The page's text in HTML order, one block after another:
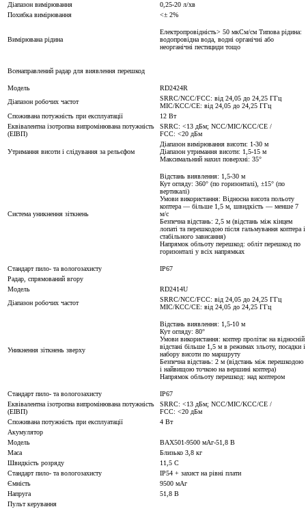
Діапазон вимірювання
0,25-20 л/хв
Похибка вимірювання
<± 2%
Вимірювана рідина
Електропровідність> 50 мкСм/см Типова рідина:
водопровідна вода, водні органічні або
неорганічні пестициди тощо
Всенаправлений радар для виявлення перешкод
Модель
RD2424R
Діапазон робочих частот
SRRC/NCC/FCC: від 24,05 до 24,25 ГГц
MIC/KCC/CE: від 24,05 до 24,25 ГГц
Споживана потужність при експлуатації
12 Вт
Еквівалентна ізотропна випромінювана потужність
(ЕІВП)
SRRC: <13 дБм; NCC/MIC/KCC/CE /
FCC: <20 дБм
Утримання висоти і слідування за рельєфом
Діапазон вимірювання висоти: 1-30 м
Діапазон утримання висоти: 1,5-15 м
Максимальний нахил поверхні: 35°
Система уникнення зіткнень
Відстань виявлення: 1,5-30 м
Кут огляду: 360° (по горизонталі), ±15° (по
вертикалі)
Умови використання: Відносна висота польоту
коптера — більше 1,5 м, швидкість — менше 7
м/с
Безпечна відстань: 2,5 м (відстань між кінцем
лопаті та перешкодою після гальмування коптера і
стабільного зависання)
Напрямок обльоту перешкод: обліт перешкод по
горизонталі у всіх напрямках
Стандарт пило- та вологозахисту
IP67
Радар, спрямований вгору
Модель
RD2414U
Діапазон робочих частот
SRRC/NCC/FCC: від 24,05 до 24,25 ГГц
MIC/KCC/CE: від 24,05 до 24,25 ГГц
Уникнення зіткнень зверху
Відстань виявлення: 1,5-10 м
Кут огляду: 80°
Умови використання: коптер пролітає на відносній
відстані більше 1,5 м в режимах зльоту, посадки і
набору висоти по маршруту
Безпечна відстань: 2 м (відстань між перешкодою
і найвищою точкою на вершині коптера)
Напрямок обльоту перешкод: над коптером
Стандарт пило- та вологозахисту
IP67
Еквівалентна ізотропна випромінювана потужність
(ЕІВП)
SRRC: <13 дБм; NCC/MIC/KCC/CE /
FCC: <20 дБм
Споживана потужність при експлуатації
4 Вт
Акумулятор
Модель
BAX501-9500 мАг-51,8 В
Маса
Близько 3,8 кг
Швидкість розряду
11,5 C
Стандарт пило- та вологозахисту
IP54 + захист на рівні плати
Ємність
9500 мАг
Напруга
51,8 В
Пульт керування